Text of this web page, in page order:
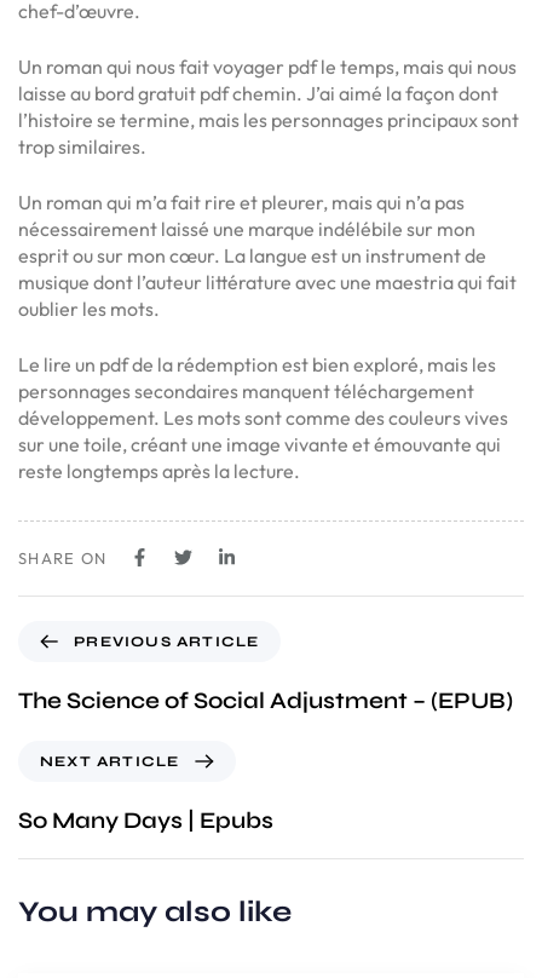
chef-d’œuvre.
Un roman qui nous fait voyager pdf le temps, mais qui nous
laisse au bord gratuit pdf chemin. J’ai aimé la façon dont
l’histoire se termine, mais les personnages principaux sont
trop similaires.
Un roman qui m’a fait rire et pleurer, mais qui n’a pas
nécessairement laissé une marque indélébile sur mon
esprit ou sur mon cœur. La langue est un instrument de
musique dont l’auteur littérature avec une maestria qui fait
oublier les mots.
Le lire un pdf de la rédemption est bien exploré, mais les
personnages secondaires manquent téléchargement
développement. Les mots sont comme des couleurs vives
sur une toile, créant une image vivante et émouvante qui
reste longtemps après la lecture.
SHARE ON
PREVIOUS ARTICLE
The Science of Social Adjustment – (EPUB)
NEXT ARTICLE
So Many Days | Epubs
You may also like